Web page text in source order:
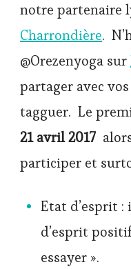
notre partenaire
Charrondière.
@Orezenyoga sur
partager avec
tagguer. Le
21 avril 2017
participer et
Etat d’esprit
d’esprit
essayer ».